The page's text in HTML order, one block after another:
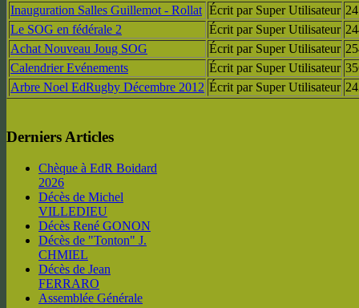
Inauguration Salles Guillemot - Rollat Écrit par Super Utilisateur
Le SOG en fédérale 2
Écrit par Super Utilisateur
Achat Nouveau Joug SOG
Écrit par Super Utilisateur
Calendrier Evénements
Écrit par Super Utilisateur
Arbre Noel EdRugby Décembre 2012 Écrit par Super Utilisateur
Derniers Articles
Chèque à EdR Boidard
2026
Décès de Michel
VILLEDIEU
Décès René GONON
Décès de "Tonton" J.
CHMIEL
Décès de Jean
FERRARO
Assemblée Générale